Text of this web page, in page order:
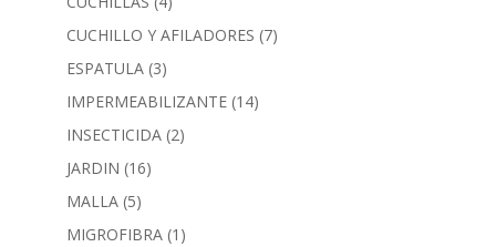
CUCHILLO Y AFILADORES (7)
ESPATULA (3)
IMPERMEABILIZANTE (14)
INSECTICIDA (2)
JARDIN (16)
MALLA (5)
MIGROFIBRA (1)